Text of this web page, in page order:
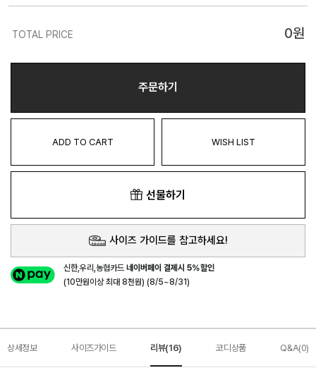
TOTAL PRICE 0원
주문하기
ADD TO CART WISH LIST
선물하기
사이즈 가이드를 참고하세요!
신한,우리,농협카드네이버페이 결제시 5%할인
(10만원이상 최대 8천원) (8/5~8/31)
상세정보 사이즈가이드 리뷰(16) 코디상품 Q&A(0)